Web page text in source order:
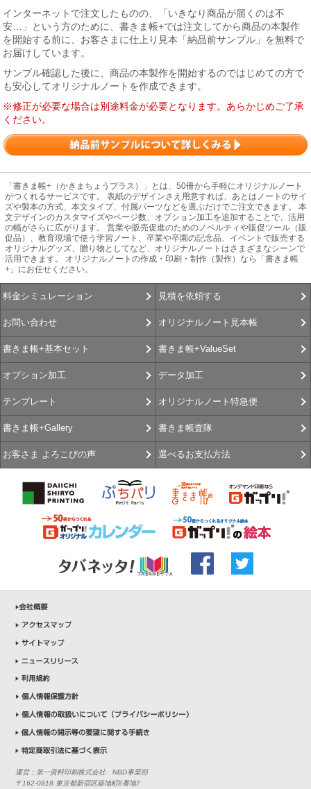
インターネットで注文したものの、「いきなり商品が届くのは不
安…」という方のために、書きま帳+では注文してから商品の本製作
を開始する前に、お客さまに仕上り見本「納品前サンプル」を無料で
お届けしています。
サンプル確認した後に、商品の本製作を開始するのではじめての方で
も安心してオリジナルノートを作成できます。
※修正が必要な場合は別途料金が必要となります。あらかじめご了承
ください。
「書きま帳+（かきまちょうプラス）」とは、50冊から手軽にオリジナルノート
がつくれるサービスです。 表紙のデザインさえ用意すれば、あとはノートのサイ
ズや製本の方式、本文タイプ、付属パーツなどを選ぶだけでご注文できます。 本
文デザインのカスタマイズやページ数、オプション加工を追加することで、活用
の幅がさらに広がります。 営業や販売促進のためのノベルティや販促ツール（販
促品）、教育現場で使う学習ノート、卒業や卒園の記念品、イベントで販売する
オリジナルグッズ、贈り物としてなど、オリジナルノートはさまざまなシーンで
活用できます。 オリジナルノートの作成・印刷・制作（製作）なら「書きま帳
+」にお任せください。
料金シミュレーション 見積を依頼する
お問い合わせ オリジナルノート見本帳
書きま帳+基本セット 書きま帳+ValueSet
オプション加工 データ加工
テンプレート オリジナルノート特急便
書きま帳+Gallery 書きま帳査隊
お客さま よろこびの声 選べるお支払方法
運営：第一資料印刷株式会社 NBD事業部
〒162-0818 東京都新宿区築地町8番地7